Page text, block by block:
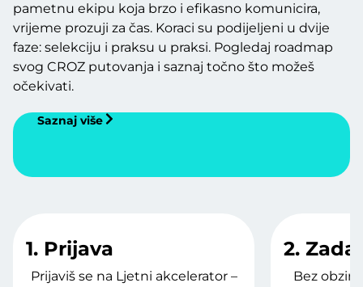
pametnu ekipu koja brzo i efikasno komunicira,
vrijeme prozuji za čas. Koraci su podijeljeni u dvije
faze: selekciju i praksu u praksi. Pogledaj roadmap
svog CROZ putovanja i saznaj točno što možeš
očekivati.
Saznaj više
1. Prijava
Prijaviš se na Ljetni akcelerator –
2.
Bez